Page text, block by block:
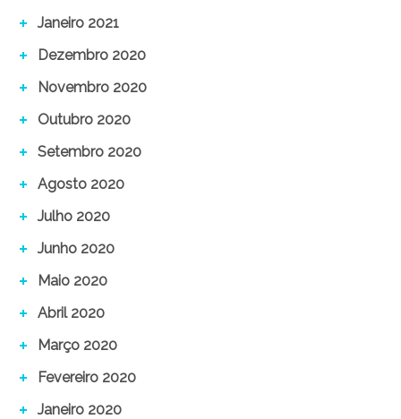
Janeiro 2021
Dezembro 2020
Novembro 2020
Outubro 2020
Setembro 2020
Agosto 2020
Julho 2020
Junho 2020
Maio 2020
Abril 2020
Março 2020
Fevereiro 2020
Janeiro 2020